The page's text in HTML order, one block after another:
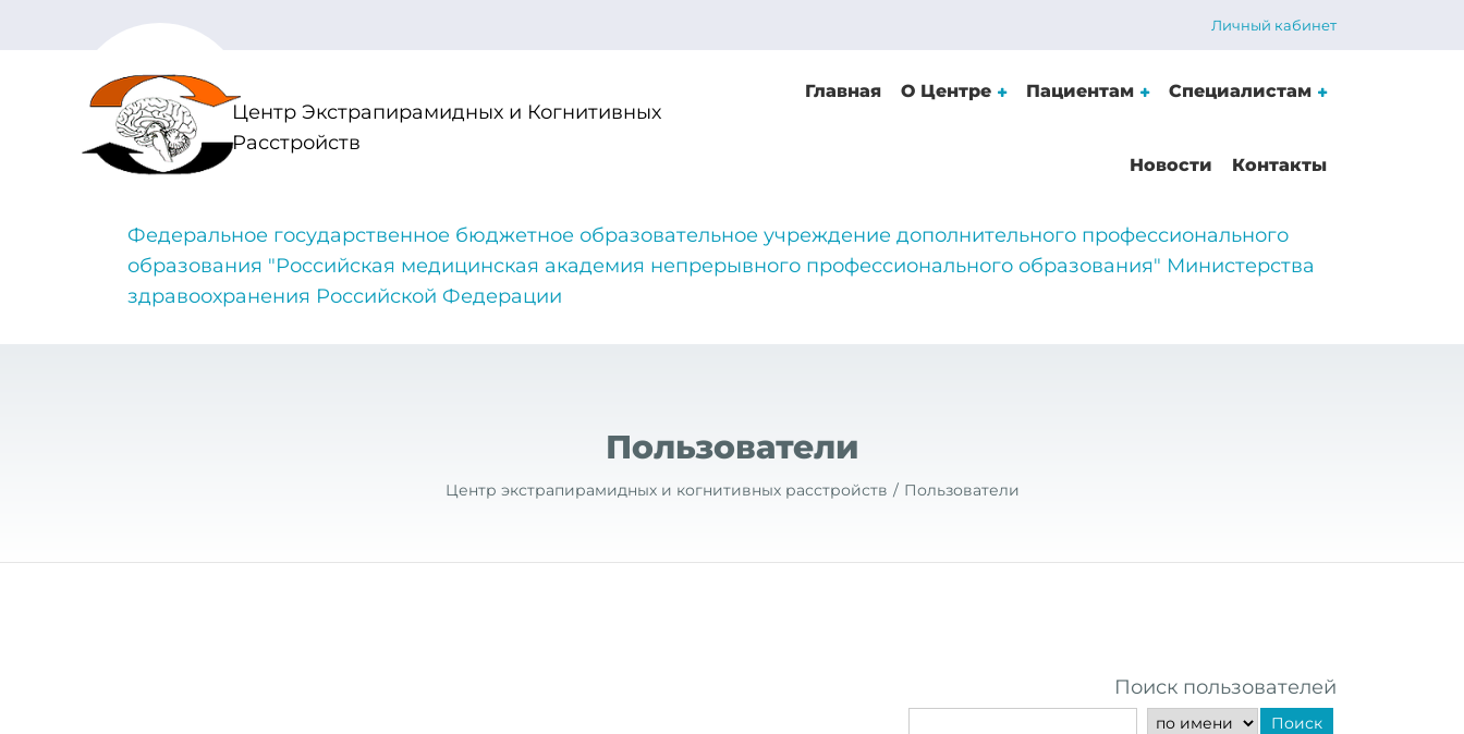
Личный кабинет
Центр Экстрапирамидных и Когнитивных
Расстройств
Главная О Центре Пациентам Специалистам
Новости Контакты
Федеральное государственное бюджетное образовательное учреждение дополнительного профессионального
образования "Российская медицинская академия непрерывного профессионального образования" Министерства
здравоохранения Российской Федерации
Пользователи
Центр экстрапирамидных и когнитивных расстройств Пользователи
Поиск пользователей
Поиск